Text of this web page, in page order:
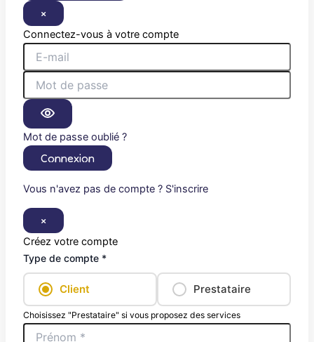
×
Connectez-vous à votre compte
Mot de passe oublié ?
Connexion
Vous n'avez pas de compte ? S'inscrire
×
Créez votre compte
Type de compte *
Client Prestataire
Choisissez "Prestataire" si vous proposez des services